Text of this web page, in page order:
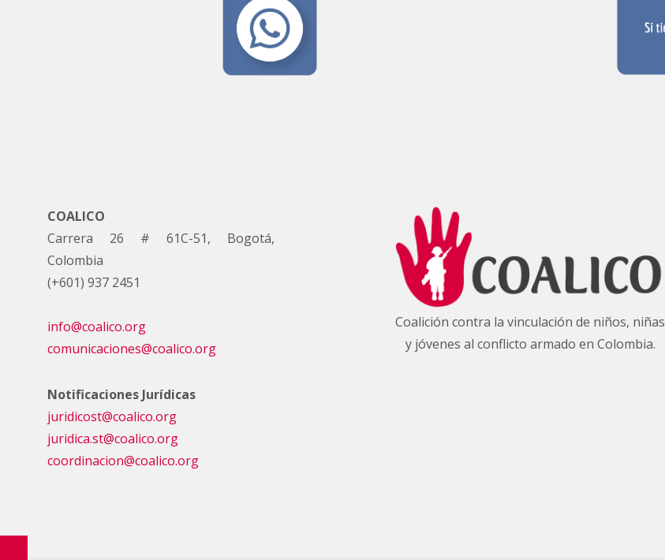
COALICO
Carrera 26 # 61C-51, Bogotá,
Colombia
(+601) 937 2451
info@coalico.org
comunicaciones@coalico.org
Notificaciones Jurídicas
juridicost@coalico.org
juridica.st@coalico.org
coordinacion@coalico.org
Coalición contra la vinculación de niños, niñas
y jóvenes al conflicto armado en Colombia.